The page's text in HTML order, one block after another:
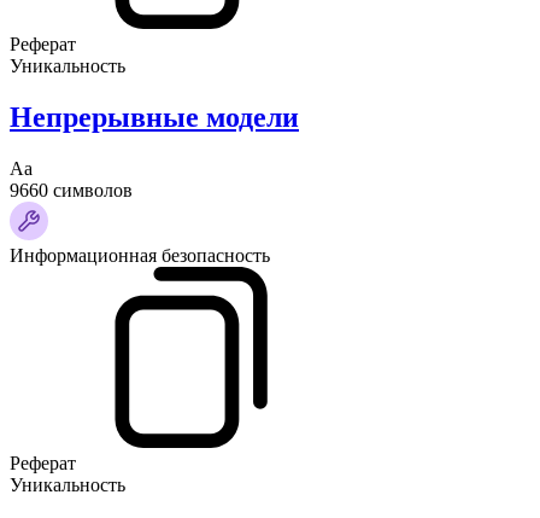
Реферат
Уникальность
Непрерывные модели
Аа
9660 символов
Информационная безопасность
Реферат
Уникальность